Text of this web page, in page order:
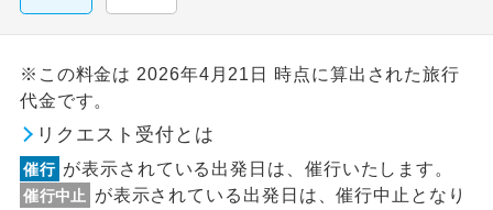
※この料金は 2026年4月21日 時点に算出された旅行
代金です。
リクエスト受付とは
催行 が表示されている出発日は、催行いたします。
催行中止
が表示されている出発日は、催行中止となり